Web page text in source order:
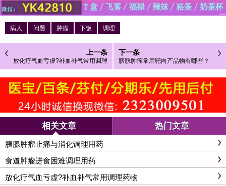
病人 问题 肿瘤 下饭 调理
上一条
放化疗气血亏虚?补血补气常用调理
药物
下一条
膀胱肿瘤常用靶向产品物有哪些？
药物实用科普
相关文章 热门文章
胰腺肿瘤止痛与消化调理用药
食道肿瘤进食困难调理用药
放化疗气血亏虚?补血补气常用调理药物